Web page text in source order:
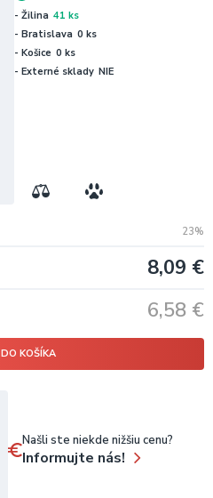
23%
8,09 €
6,58 €
DO KOŠÍKA
- Žilina 41 ks
- Bratislava 0 ks
- Košice 0 ks
- Externé sklady NIE
Našli ste niekde nižšiu cenu?
Informujte nás!